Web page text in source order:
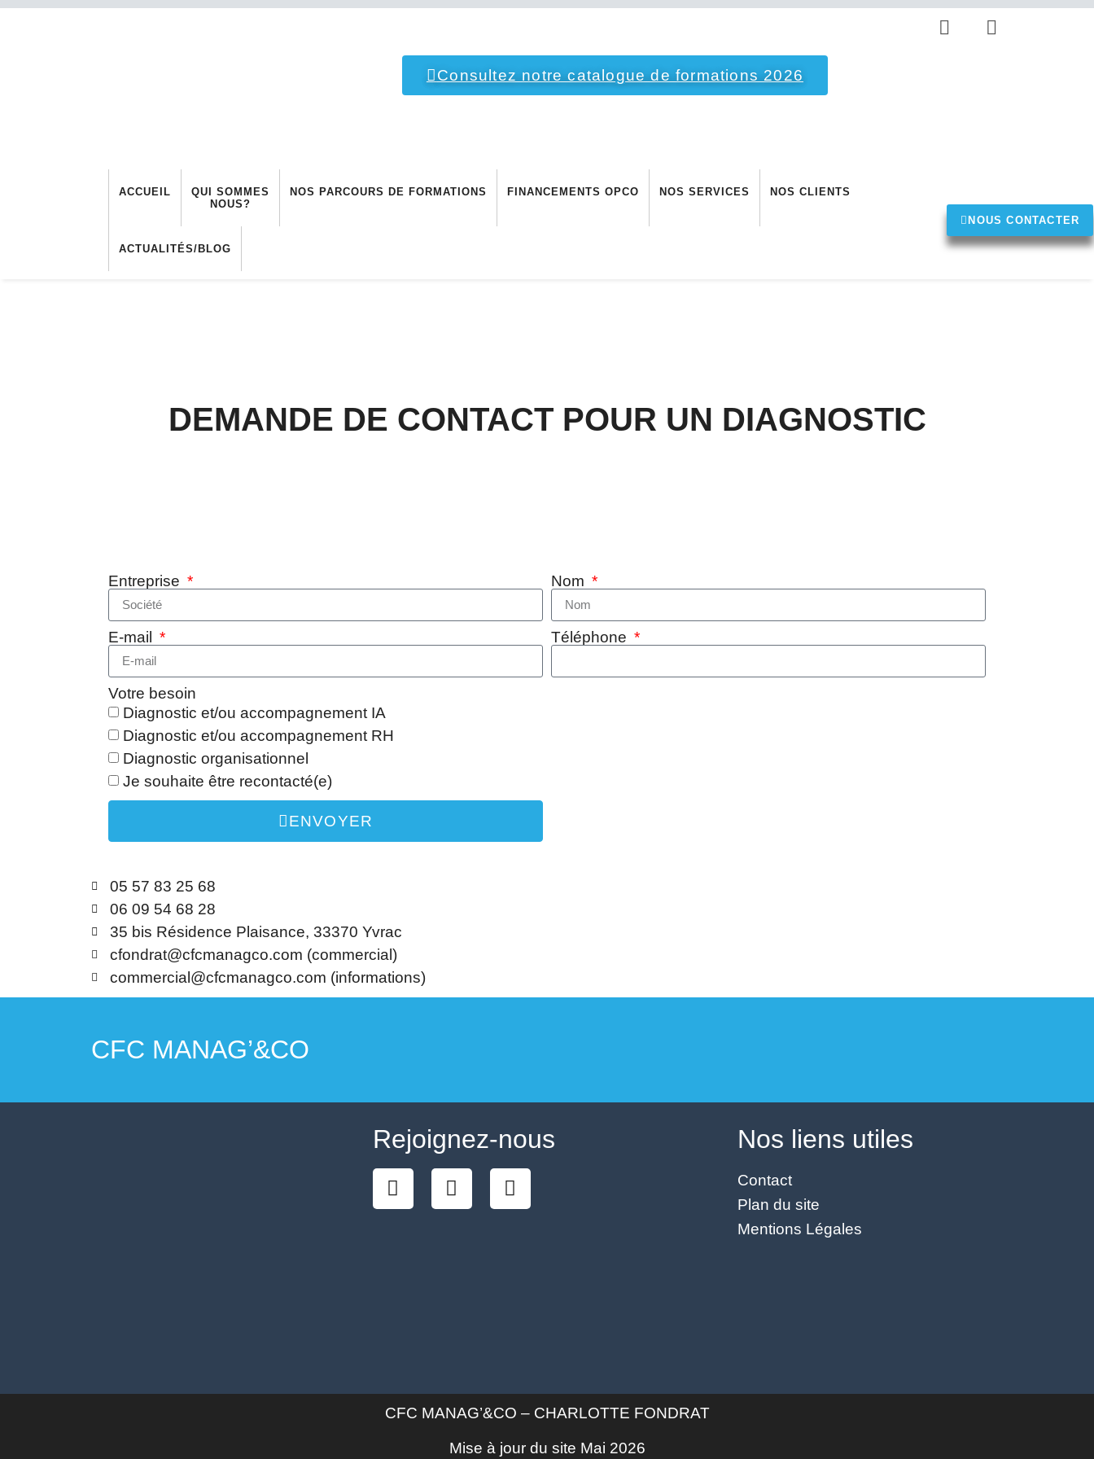
Consultez notre catalogue de formations 2026
ACCUEIL
QUI SOMMES
NOUS?
NOS PARCOURS DE FORMATIONS FINANCEMENTS OPCO NOS SERVICES NOS CLIENTS
ACTUALITÉS/BLOG
NOUS CONTACTER
DEMANDE DE CONTACT POUR UN DIAGNOSTIC
Entreprise Nom
E-mail Téléphone
Votre besoin
Diagnostic et/ou accompagnement IA
Diagnostic et/ou accompagnement RH
Diagnostic organisationnel
Je souhaite être recontacté(e)
ENVOYER
05 57 83 25 68
06 09 54 68 28
35 bis Résidence Plaisance, 33370 Yvrac
cfondrat@cfcmanagco.com (commercial)
commercial@cfcmanagco.com (informations)
CFC MANAG’&CO
Rejoignez-nous Nos liens utiles
Contact
Plan du site
Mentions Légales
CFC MANAG’&CO – CHARLOTTE FONDRAT
Mise à jour du site Mai 2026